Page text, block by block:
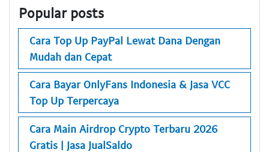
Popular posts
Cara Top Up PayPal Lewat Dana Dengan
Mudah dan Cepat
Cara Bayar OnlyFans Indonesia & Jasa VCC
Top Up Terpercaya
Cara Main Airdrop Crypto Terbaru 2026
Gratis | Jasa JualSaldo